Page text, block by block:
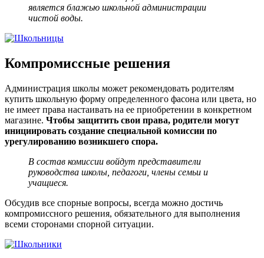
является блажью школьной администрации
чистой воды.
Компромиссные решения
Администрация школы может рекомендовать родителям
купить школьную форму определенного фасона или цвета, но
не имеет права настаивать на ее приобретении в конкретном
магазине. Чтобы защитить свои права, родители могут
инициировать создание специальной комиссии по
урегулированию возникшего спора.
В состав комиссии войдут представители
руководства школы, педагоги, члены семьи и
учащиеся.
Обсудив все спорные вопросы, всегда можно достичь
компромиссного решения, обязательного для выполнения
всеми сторонами спорной ситуации.